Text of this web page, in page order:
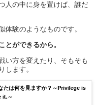
人の中に身を置けば、誰だ
体験のようなものです。
とができるから。
い方を変えたり、そもそも
します。
たは何を見ますか？～Privilege is
it.～